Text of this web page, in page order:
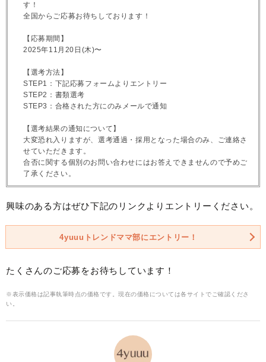
す！
全国からご応募お待ちしております！
【応募期間】
2025年11月20日(木)〜
【選考方法】
STEP1：下記応募フォームよりエントリー
STEP2：書類選考
STEP3：合格された方にのみメールで通知
【選考結果の通知について】
大変恐れ入りますが、選考通過・採用となった場合のみ、ご連絡さ
せていただきます。
合否に関する個別のお問い合わせにはお答えできませんので予めご
了承ください。
興味のある方はぜひ下記のリンクよりエントリーください。
4yuuuトレンドママ部にエントリー！
たくさんのご応募をお待ちしています！
※表示価格は記事執筆時点の価格です。現在の価格については各サイトでご確認くださ
い。